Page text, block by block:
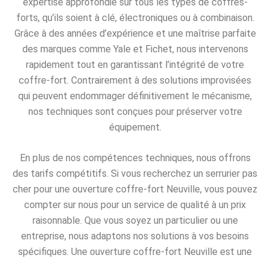
forts, qu’ils soient à clé, électroniques ou à combinaison.
Grâce à des années d’expérience et une maîtrise parfaite
des marques comme Yale et Fichet, nous intervenons
rapidement tout en garantissant l’intégrité de votre
coffre-fort. Contrairement à des solutions improvisées
qui peuvent endommager définitivement le mécanisme,
nos techniques sont conçues pour préserver votre
équipement.
En plus de nos compétences techniques, nous offrons
des tarifs compétitifs. Si vous recherchez un serrurier pas
cher pour une ouverture coffre-fort Neuville, vous pouvez
compter sur nous pour un service de qualité à un prix
raisonnable. Que vous soyez un particulier ou une
entreprise, nous adaptons nos solutions à vos besoins
spécifiques. Une ouverture coffre-fort Neuville est une